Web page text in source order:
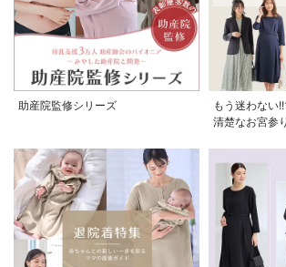
助産院監修シリーズ
もう迷わない
清楚なお宮参